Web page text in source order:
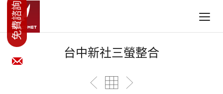
台中新社三螢整合